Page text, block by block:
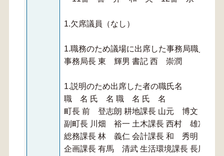
1.欠席議員（なし）
1.職務のため議場に出席した事務局職員の
事務局長 東 輝男 書記 西 崇潤
1.説明のため出席した者の職氏名
職 名 氏 名 職 名 氏 名
町長 前 登志朗 耕地課長 山元 博文
副町長 川畑 裕一 土木課長 西村 雄次
総務課長 林 義仁 会計課長 和 秀明
企画課長 有馬 清武 生活環境課長 長尾 太